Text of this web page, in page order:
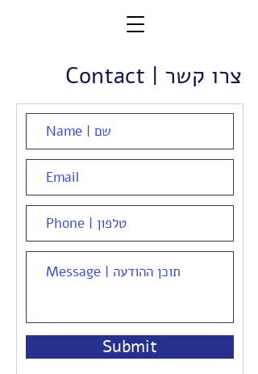
צרו קשר | Contact
Submit